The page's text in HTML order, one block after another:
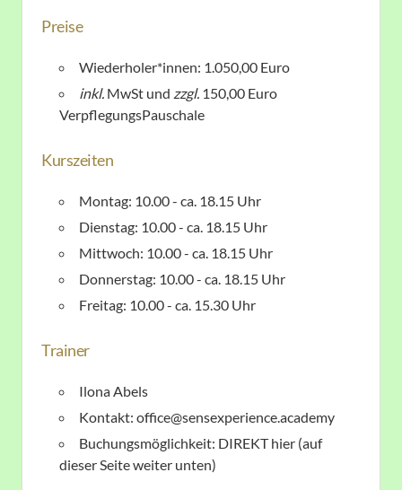
Preise
Wiederholer*innen: 1.050,00 Euro
inkl. MwSt und zzgl. 150,00 Euro
VerpflegungsPauschale
Kurszeiten
Montag: 10.00 - ca. 18.15 Uhr
Dienstag: 10.00 - ca. 18.15 Uhr
Mittwoch: 10.00 - ca. 18.15 Uhr
Donnerstag: 10.00 - ca. 18.15 Uhr
Freitag: 10.00 - ca. 15.30 Uhr
Trainer
Ilona Abels
Kontakt: office@sensexperience.academy
Buchungsmöglichkeit: DIREKT hier (auf
dieser Seite weiter unten)